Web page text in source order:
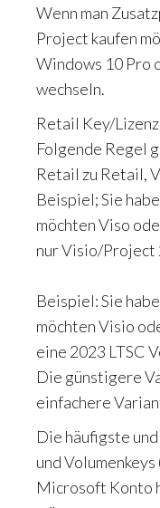
Wenn man
Project kaufen
Windows 10 Pro
wechseln.
Retail Key/
Folgende Regel
Retail zu Retail,
Beispiel; Sie
möchten Viso
nur Visio/Project
Beispiel: Sie
möchten Visio
eine 2023 LTSC
Die günstigere
einfachere
Die häufigste
und
Microsoft Konto